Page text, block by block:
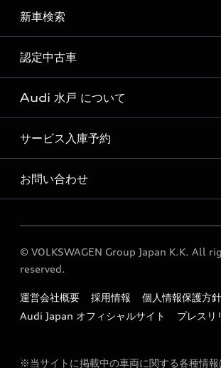
ディーラー独自イベント
Special Contents
試乗予約
試乗車・展示車一覧
新車検索
新車検索
認定中古車
Audi認定中古車検索
Audi 水戸 について
Audi 水戸ショールームのご紹介
Audi 水戸 店舗情報
Audi Approved Automobile 水戸 店舗情報
Audi 水戸 運営会社概要
Audi 水戸 営業日のご案内
定期点検 / 車検 料金表
サービス入庫予約
Audi 水戸 サービス入庫予約
お問い合わせ
各種お問い合わせ
© VOLKSWAGEN Group Japan K.K. All
reserved.
運営会社概要 採用情報
個人情報保護方針
Audi Japan オフィシャルサイト
プレスリ
※当サイトに掲載中の車両に関する各種情